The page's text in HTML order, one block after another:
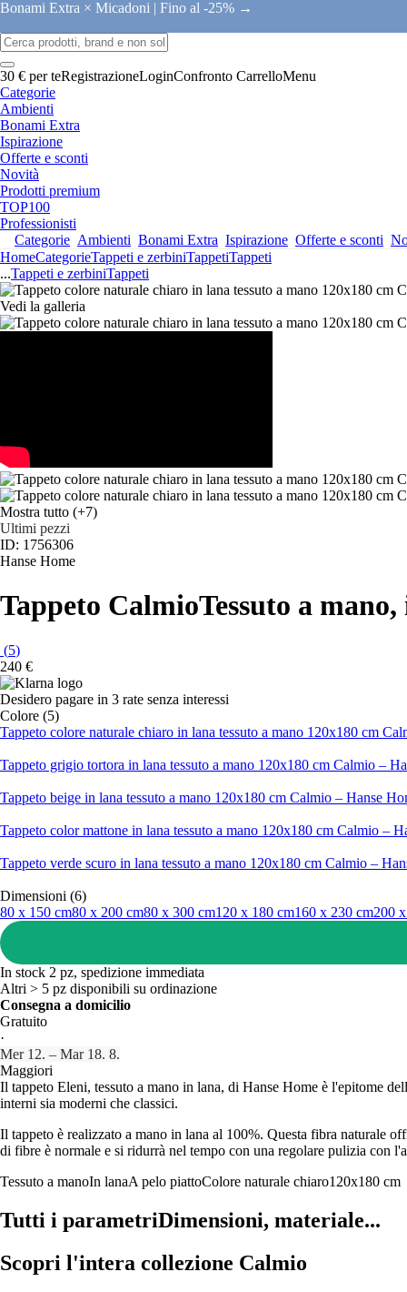
Bonami Extra × Micadoni | Fino al -25% →
30 € per teRegistrazioneLoginConfronto CarrelloMenu
Categorie
Ambienti
Bonami Extra
Ispirazione
Offerte e sconti
Novità
Prodotti premium
TOP100
Professionisti
Categorie Ambienti Bonami Extra Ispirazione Offerte e sconti
HomeCategorieTappeti e zerbiniTappetiTappeti
...Tappeti e zerbiniTappeti
Vedi la galleria
Mostra tutto (+7)
Ultimi pezzi
ID: 1756306
Hanse Home
Tappeto CalmioTessuto a
(5)
240 €
Desidero pagare in 3 rate senza interessi
Colore (5)
Tappeto colore naturale chiaro in lana tessuto a mano 120x180 cm
Tappeto grigio tortora in lana tessuto a mano 120x180 cm Calmio –
Tappeto beige in lana tessuto a mano 120x180 cm Calmio – Hanse
Tappeto color mattone in lana tessuto a mano 120x180 cm Calmio –
Tappeto verde scuro in lana tessuto a mano 120x180 cm Calmio –
Dimensioni (6)
80 x 150 cm80 x 200 cm80 x 300 cm120 x 180 cm160 x 230 cm200
In stock 2 pz, spedizione immediata
Altri > 5 pz disponibili su ordinazione
Consegna a domicilio
Gratuito
·
Mer 12. – Mar 18. 8.
Maggiori
Il tappeto Eleni, tessuto a mano in lana, di Hanse Home è l'epitome
interni sia moderni che classici.
Il tappeto è realizzato a mano in lana al 100%. Questa fibra naturale
di fibre è normale e si ridurrà nel tempo con una regolare pulizia con
Tessuto a manoIn lanaA pelo piattoColore naturale chiaro120x180 cm
Tutti i parametriDimensioni, materiale...
Scopri l'intera collezione Calmio